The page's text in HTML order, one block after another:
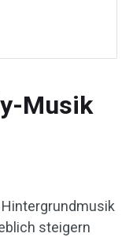
Musik
steigern